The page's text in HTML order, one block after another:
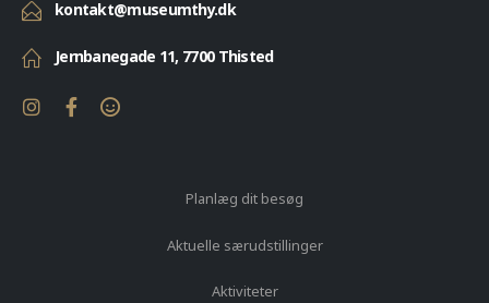
kontakt@museumthy.dk
Jernbanegade 11, 7700 Thisted
Planlæg dit besøg
Aktuelle særudstillinger
Aktiviteter